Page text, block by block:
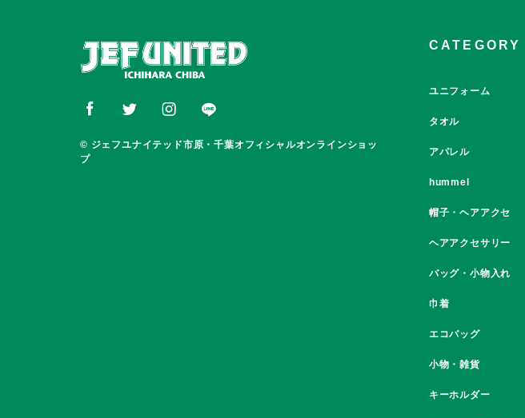
© ジェフユナイテッド市原・千葉オフィシャルオンラインショッ
プ
CATEGORY
ユニフォーム
タオル
アパレル
hummel
帽子・ヘアアクセ
ヘアアクセサリー
バッグ・小物入れ
巾着
エコバッグ
小物・雑貨
キーホルダー